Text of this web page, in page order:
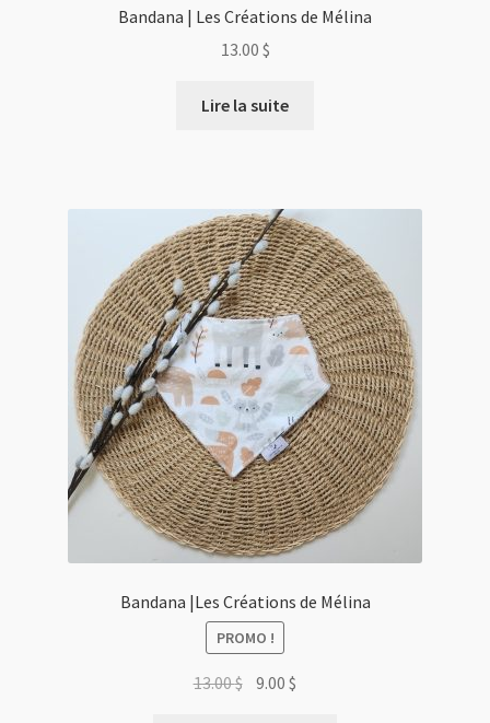
Bandana | Les Créations de Mélina
13.00 $
Lire la suite
Bandana |Les Créations de Mélina
PROMO !
13.00$ Le
9.00$